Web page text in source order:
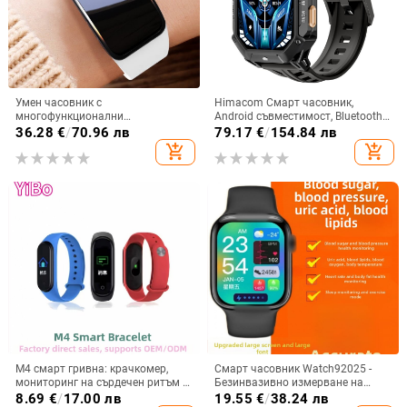
Умен часовник с
многофункционални
възможности: кръвна захар,
кръвно налягане, сърдечен
ритъм, кислород в кръвта,
бягане, унисекс водоустойчива
гривна
36.28 €/70.96 лв
add_shopping_cart
Himacom Смарт часовник,
Android съвместимост, Bluetooth
разговори, TFT дисплей,
водоустойчив
79.17 €/154.84 лв
add_shopping_cart
M4 смарт гривна: крачкомер,
мониторинг на сърдечен ритъм и
кръвно налягане, следене на съня
8.69 €/17.00 лв
Смарт часовник Watch92025 -
Безинвазивно измерване на
кръвната захар, кръвно налягане,
19.55 €/38.24 лв